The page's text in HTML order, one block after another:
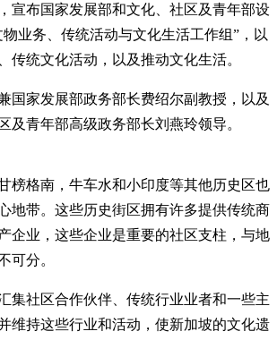
宣布国家发展部和文化、社区及青年部设
业务、传统活动与文化生活工作组”，以
传统文化活动，以及推动文化生活。
国家发展部政务部长费绍尔副教授，以及
及青年部高级政务部长刘燕玲领导。
榜格南，牛车水和小印度等其他历史区也
地带。这些历史街区拥有许多提供传统商
企业，这些企业是重要的社区支柱，与地
可分。
集社区合作伙伴、传统行业业者和一些主
维持这些行业和活动，使新加坡的文化遗